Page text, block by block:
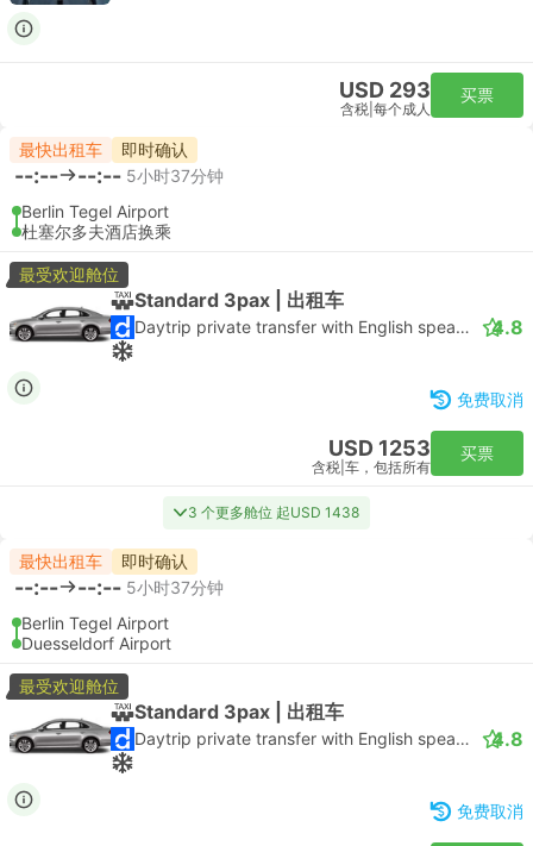
USD 293
含税 每个成人
买票
最快出租车 即时确认
--:-- --:-- 5小时37分钟
Berlin Tegel Airport
杜塞尔多夫酒店换乘
最受欢迎舱位
Standard 3pax | 出租车
Daytrip private transfer with English speaking driver 4.8
免费取消
USD 1253
含税 车，包括所有
买票
3 个更多舱位 起USD 1438
最快出租车 即时确认
--:-- --:-- 5小时37分钟
Berlin Tegel Airport
Duesseldorf Airport
最受欢迎舱位
Standard 3pax | 出租车
Daytrip private transfer with English speaking driver 4.8
免费取消